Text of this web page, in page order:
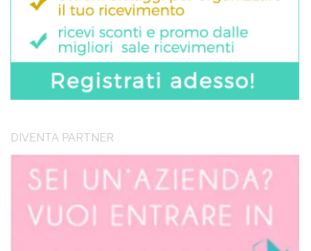
DIVENTA PARTNER